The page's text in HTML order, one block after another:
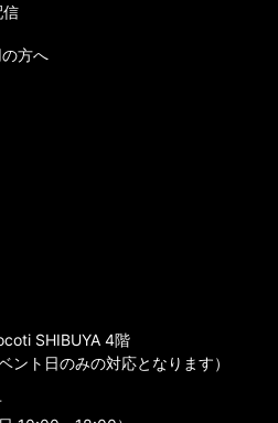
信
方へ
SHIBUYA 4階
ント日のみの対応となります）